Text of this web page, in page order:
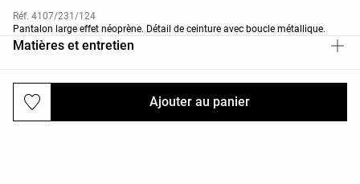
Ajouter au panier
Réf. 4107/231/124
Pantalon large effet néoprène. Détail de ceinture avec boucle métallique.
Matières et entretien
Livraisons et retours